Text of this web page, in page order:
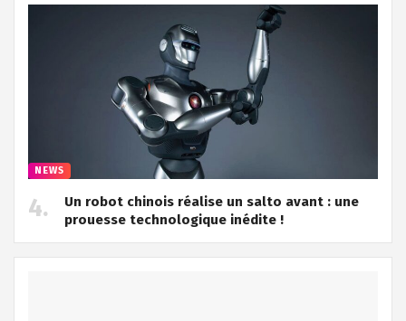
NEWS
Un robot chinois réalise un salto avant : une
prouesse technologique inédite !